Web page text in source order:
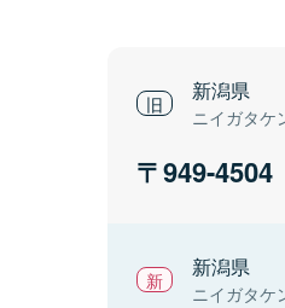
新潟県
ニイガタケ
949-4504
新潟県
ニイガタケ